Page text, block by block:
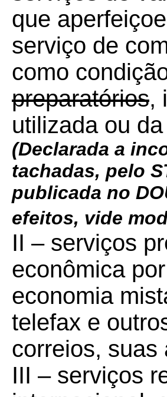
que
serviço de
como
preparatórios,
utilizada ou
(Declarada a
tachadas, pelo
publicada no
efeitos, vide
II – serviços
econômica
economia
telefax e
correios, suas
III – serviços